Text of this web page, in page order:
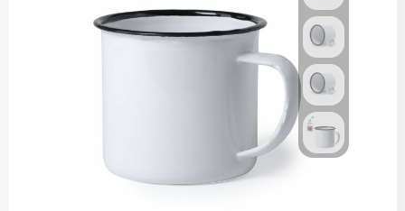
Voedselcontainers bedrukken